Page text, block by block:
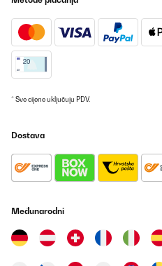
Top Produkt. Sieht gut aus, tut
ein bisschen am Gummi in der
Amazon-Benutzer
Très bonne facture pour cette
veut changer le sens
Utilisateur d'Amazon
Prevedi
* Sve cijene uključuju PDV.
Dostava
Međunarodni